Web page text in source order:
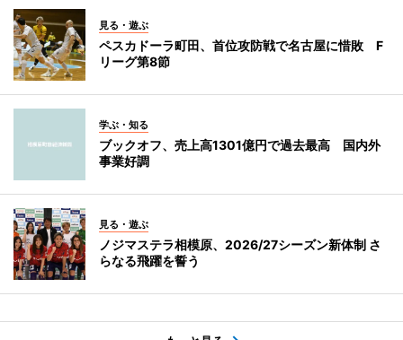
見る・遊ぶ
ペスカドーラ町田、首位攻防戦で名古屋に惜敗 F
リーグ第8節
学ぶ・知る
ブックオフ、売上高1301億円で過去最高 国内外
事業好調
見る・遊ぶ
ノジマステラ相模原、2026/27シーズン新体制 さ
らなる飛躍を誓う